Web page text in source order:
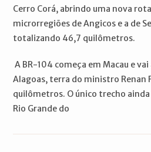
Cerro Corá, abrindo uma nova
microrregiões de Angicos e a de
totalizando 46,7 quilômetros.
A BR-104 começa em Macau e
Alagoas, terra do ministro Renan
quilômetros. O único trecho
Rio Grande do